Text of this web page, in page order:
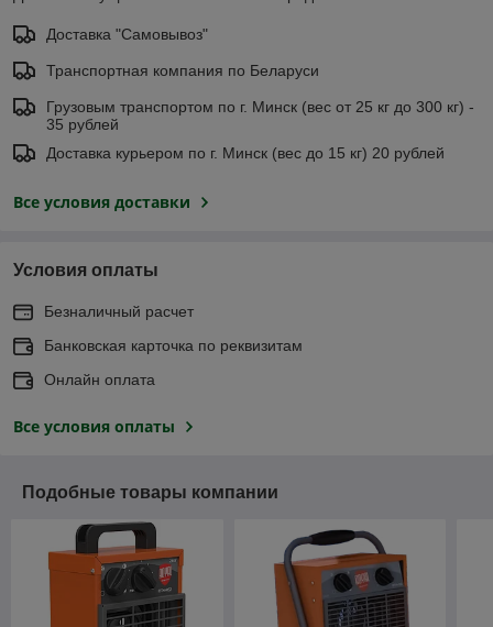
Доставка "Самовывоз"
Транспортная компания по Беларуси
Грузовым транспортом по г. Минск (вес от 25 кг до 300 кг) -
35 рублей
Доставка курьером по г. Минск (вес до 15 кг) 20 рублей
Все условия доставки
Условия оплаты
Безналичный расчет
Банковская карточка по реквизитам
Онлайн оплата
Все условия оплаты
Подобные товары компании